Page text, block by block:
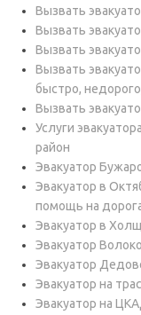
Вызвать
Вызвать
Вызвать
Вызвать
быстро,
Вызвать
Услуги
район
Эвакуатор
Эвакуатор в
помощь на
Эвакуатор в
Эвакуатор
Эвакуатор
Эвакуатор на
Эвакуатор на